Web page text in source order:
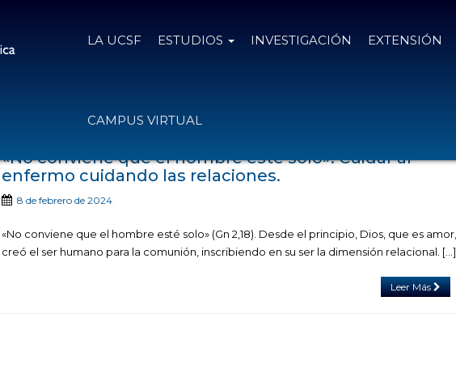
LA UCSF ESTUDIOS INVESTIGACIÓN EXTENSIÓN
CAMPUS VIRTUAL
«No conviene que el hombre esté solo». Cuidar al
enfermo cuidando las relaciones.
8 de febrero de 2024
«No conviene que el hombre esté solo» (Gn 2,18). Desde el principio, Dios, que es amor,
creó el ser humano para la comunión, inscribiendo en su ser la dimensión relacional. […]
Leer Más